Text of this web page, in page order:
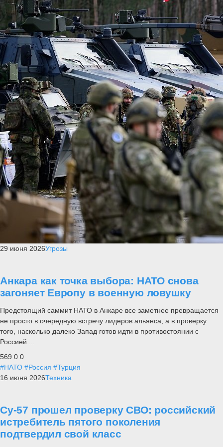
29 июня 2026Угрозы
Анкара как точка выбора: НАТО снова
загоняет Европу в военную ловушку
Предстоящий саммит НАТО в Анкаре все заметнее превращается
не просто в очередную встречу лидеров альянса, а в проверку
того, насколько далеко Запад готов идти в противостоянии с
Россией....
569 0 0
#НАТО #Россия #Турция
16 июня 2026Техника
Су-57 прошел проверку СВО: российский
истребитель пятого поколения
подтвердил свой класс